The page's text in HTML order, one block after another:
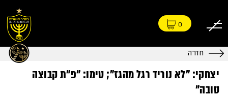
0
חזרה
יצחקי: "לא נוריד רגל מהגז"; טימו: "פ"ת קבוצה
טובה"